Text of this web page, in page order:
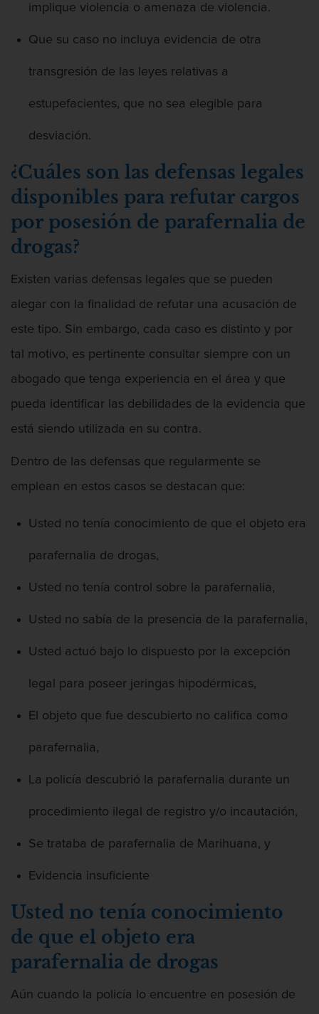
implique violencia o amenaza de violencia.
Que su caso no incluya evidencia de otra
transgresión de las leyes relativas a
estupefacientes, que no sea elegible para
desviación.
¿Cuáles son las defensas legales
disponibles para refutar cargos
por posesión de parafernalia de
drogas?
Existen varias defensas legales que se pueden
alegar con la finalidad de refutar una acusación de
este tipo. Sin embargo, cada caso es distinto y por
tal motivo, es pertinente consultar siempre con un
abogado que tenga experiencia en el área y que
pueda identificar las debilidades de la evidencia que
está siendo utilizada en su contra.
Dentro de las defensas que regularmente se
emplean en estos casos se destacan que:
Usted no tenía conocimiento de que el objeto era
parafernalia de drogas,
Usted no tenía control sobre la parafernalia,
Usted no sabía de la presencia de la parafernalia,
Usted actuó bajo lo dispuesto por la excepción
legal para poseer jeringas hipodérmicas,
El objeto que fue descubierto no califica como
parafernalia,
La policía descubrió la parafernalia durante un
procedimiento ilegal de registro y/o incautación,
Se trataba de parafernalia de Marihuana, y
Evidencia insuficiente
Usted no tenía conocimiento
de que el objeto era
parafernalia de drogas
Aún cuando la policía lo encuentre en posesión de
Abogado De Defensa De Agresión
Abogado Federal De Delitos De Drogas
Dependientes
Acecho
Agresión
Agresión Contra Un Agente Del Orden